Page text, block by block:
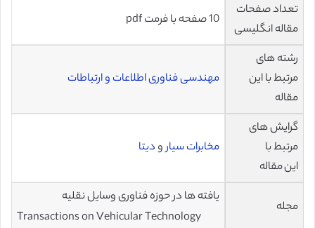
تعداد صفحات
مقاله انگلیسی
10 صفحه با فرمت pdf
رشته های
مرتبط با این
مقاله
مهندسی فناوری اطلاعات و ارتباطات
گرایش های
مرتبط با
این مقاله
مخابرات سیارودیتا
مجله
یافته ها در حوزه فناوری وسایل نقلیه
Transactions on Vehicular Technology